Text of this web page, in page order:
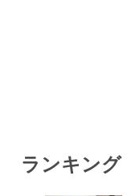
ランキング